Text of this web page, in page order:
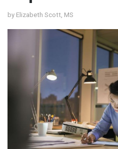
by Elizabeth Scott, MS